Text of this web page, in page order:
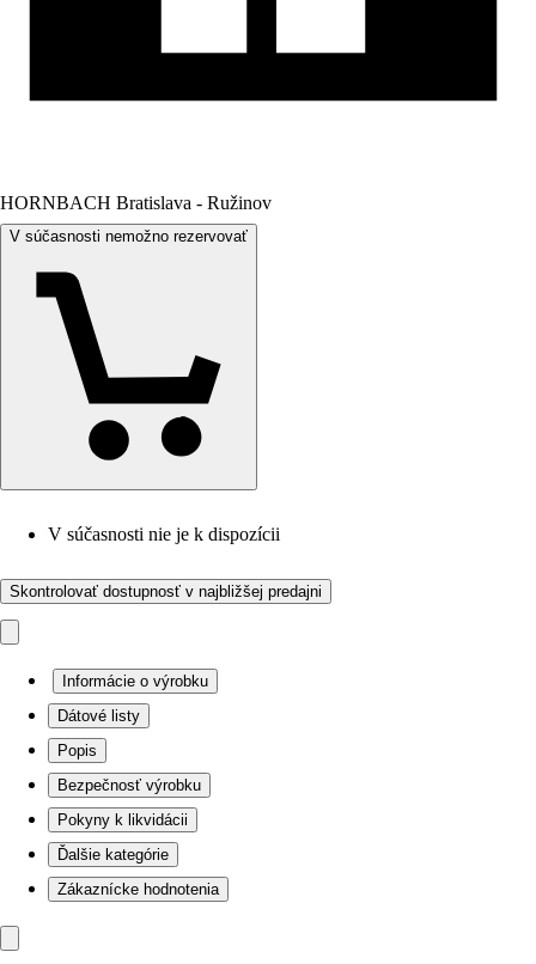
HORNBACH Bratislava - Ružinov
V súčasnosti nemožno rezervovať
V súčasnosti nie je k dispozícii
Skontrolovať dostupnosť v najbližšej predajni
Informácie o výrobku
Dátové listy
Popis
Bezpečnosť výrobku
Pokyny k likvidácii
Ďalšie kategórie
Zákaznícke hodnotenia